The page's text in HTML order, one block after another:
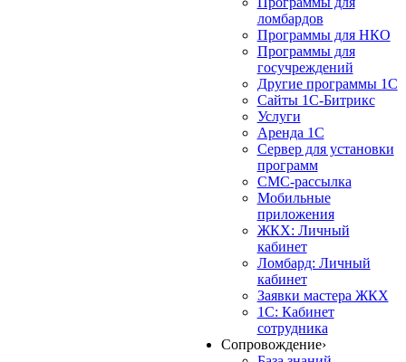
ломбардов
Программы для НКО
Программы для
госучреждений
Другие программы 1С
Сайты 1С-Битрикс
Услуги
Аренда 1С
Сервер для установки
программ
СМС-рассылка
Мобильные
приложения
ЖКХ: Личный
кабинет
Ломбард: Личный
кабинет
Заявки мастера ЖКХ
1С: Кабинет
сотрудника
Сопровождение›